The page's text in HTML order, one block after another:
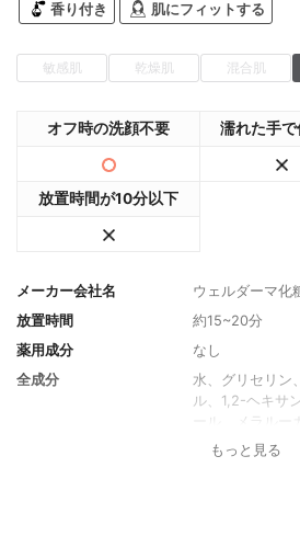
香り付き 肌にフィットする
敏感肌 乾燥肌 混合肌
オフ時の洗顔不要 濡れた手で
放置時間が10分以下
メーカー会社名
ウェルダーマ化
放置時間
約15~20分
薬用成分
なし
全成分
水、グリセリン
ル、1,2-ヘキサ
ール、メラルー
ーツリー)リー
ス、オレアヨ
もっと見る